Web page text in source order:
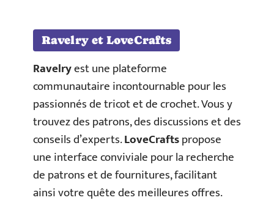
Ravelry et LoveCrafts
Ravelryest une plateforme
communautaire incontournable pour les
passionnés de tricot et de crochet. Vous y
trouvez des patrons, des discussions et des
conseils d’experts.LoveCraftspropose
une interface conviviale pour la recherche
de patrons et de fournitures, facilitant
ainsi votre quête des meilleures offres.